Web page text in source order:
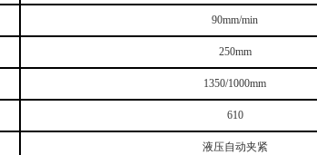
90mm/min
250mm
1350/1000mm
610
液压自动夹紧